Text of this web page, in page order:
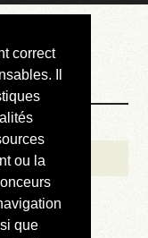
correct
Il
ou la
que